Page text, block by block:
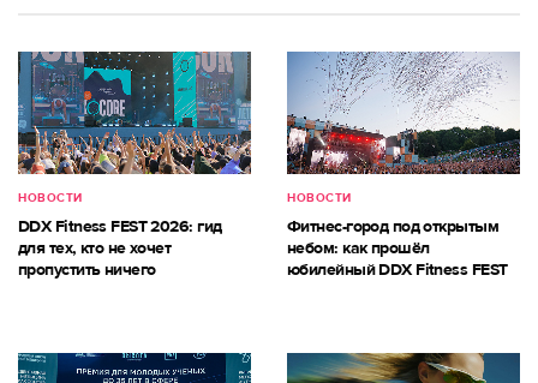
НОВОСТИ
DDX Fitness FEST 2026: гид
для тех, кто не хочет
пропустить ничего
НОВОСТИ
Фитнес-город под открытым
небом: как прошёл
юбилейный DDX Fitness FEST